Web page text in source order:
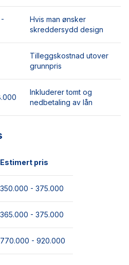
Hvis man ønsker
skreddersydd design
Tilleggskostnad utover
grunnpris
Inkluderer tomt og
nedbetaling av lån
Estimert pris
350.000 - 375.000
365.000 - 375.000
770.000 - 920.000